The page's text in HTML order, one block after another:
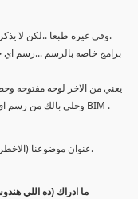
ودي طبعا للكبير (AutoCad / ........) وفي غيره طبعا ..لكن لا يذكروا نسبيا للاوتوكاد.
يعني من الاخر لوحه مفتوحه
وخلي بالك من رسم اي حاجه دي عشان ده لب الموضوع والفرق بينه وبين ال BIM .
عنوان موضوعنا (الاخطر - الاسهل - الاعمق - الادق - اتكلم من هنا لبكره..........).